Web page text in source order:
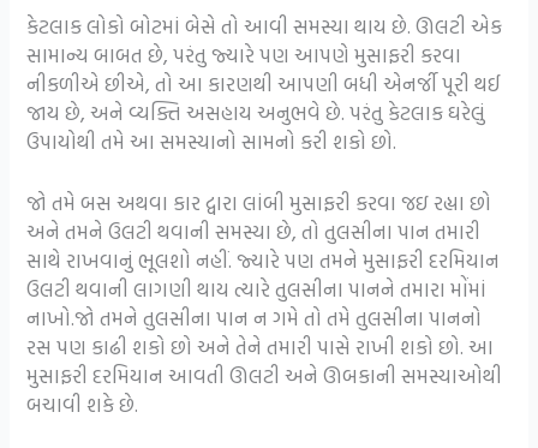
કેટલાક લોકો બોટમાં બેસે તો આવી સમસ્યા થાય છે. ઊલટી એક
સામાન્ય બાબત છે, પરંતુ જ્યારે પણ આપણે મુસાફરી કરવા
નીકળીએ છીએ, તો આ કારણથી આપણી બધી એનર્જી પૂરી થઈ
જાય છે, અને વ્યક્તિ અસહાય અનુભવે છે. પરંતુ કેટલાક ઘરેલું
ઉપાયોથી તમે આ સમસ્યાનો સામનો કરી શકો છો.
જો તમે બસ અથવા કાર દ્વારા લાંબી મુસાફરી કરવા જઇ રહ્યા છો
અને તમને ઉલટી થવાની સમસ્યા છે, તો તુલસીના પાન તમારી
સાથે રાખવાનું ભૂલશો નહીં. જ્યારે પણ તમને મુસાફરી દરમિયાન
ઉલટી થવાની લાગણી થાય ત્યારે તુલસીના પાનને તમારા મોંમાં
નાખો.જો તમને તુલસીના પાન ન ગમે તો તમે તુલસીના પાનનો
રસ પણ કાઢી શકો છો અને તેને તમારી પાસે રાખી શકો છો. આ
મુસાફરી દરમિયાન આવતી ઊલટી અને ઊબકાની સમસ્યાઓથી
બચાવી શકે છે.